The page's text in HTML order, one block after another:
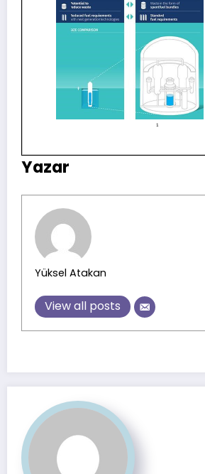
Yazar
Yüksel Atakan
View all posts